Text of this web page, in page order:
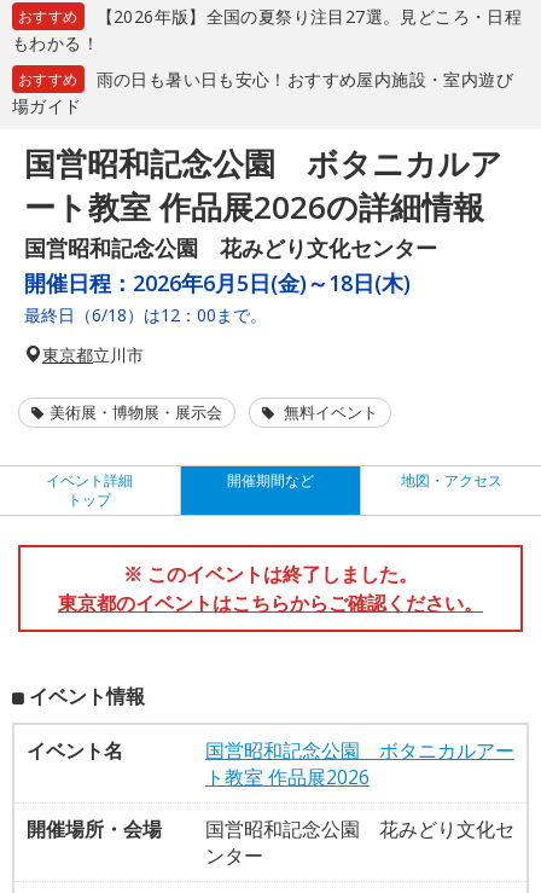
おすすめ
【2026年版】全国の夏祭り注目27選。見どころ・日程
もわかる！
おすすめ
雨の日も暑い日も安心！おすすめ屋内施設・室内遊び
場ガイド
国営昭和記念公園 ボタニカルア
ート教室 作品展2026の詳細情報
国営昭和記念公園 花みどり文化センター
開催日程： 2026年6月5日(金)～18日(木)
最終日（6/18）は12：00まで。
東京都立川市
美術展・博物展・展示会 無料イベント
イベント詳細
トップ
開催期間など 地図・アクセス
※ このイベントは終了しました。
東京都のイベントはこちらからご確認ください。
イベント情報
イベント名
国営昭和記念公園 ボタニカルアー
ト教室 作品展2026
開催場所・会場
国営昭和記念公園 花みどり文化セ
ンター